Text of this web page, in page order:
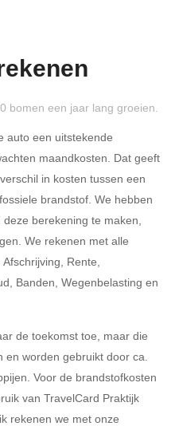
Ja Nee
tot €
)
bomen een jaar lang groeien.
auto een uitstekende
maandkosten. Dat geeft
in kosten tussen een
brandstof. We hebben
berekening te maken,
We rekenen met alle
Rente,
Banden, Wegenbelasting en
de toekomst toe, maar die
en worden gebruikt door ca.
Voor de brandstofkosten
van TravelCard Praktijk
rekenen we met onze